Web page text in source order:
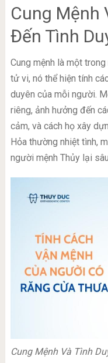
Cung Mệnh
Đến Tình
Cung mệnh là một
tử vi, nó thể hiện tính
duyên của mỗi người.
riêng, ảnh hưởng đến
cảm, và cách họ xây
Hỏa thường nhiệt tình,
người mệnh Thủy lại
Cung Mệnh Và Tình